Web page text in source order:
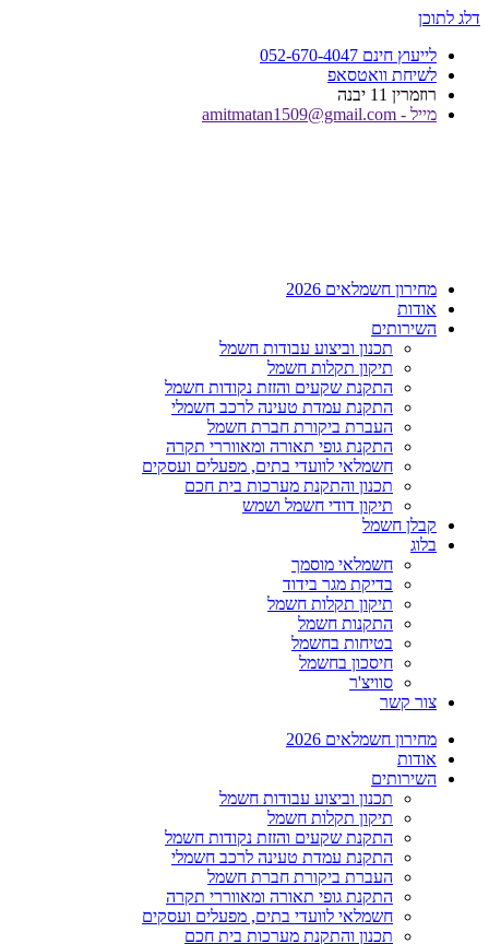
דלג לתוכן
לייעוץ חינם 052-670-4047
לשיחת וואטסאפ
רוזמרין 11 יבנה
מייל - amitmatan1509@gmail.com
מחירון חשמלאים 2026
אודות
השירותים
תכנון וביצוע עבודות חשמל
תיקון תקלות חשמל
התקנת שקעים והזזת נקודות חשמל
התקנת עמדת טעינה לרכב חשמלי
העברת ביקורת חברת חשמל
התקנת גופי תאורה ומאווררי תקרה
חשמלאי לוועדי בתים, מפעלים ועסקים
תכנון והתקנת מערכות בית חכם
תיקון דודי חשמל ושמש
קבלן חשמל
בלוג
חשמלאי מוסמך
בדיקת מגר בידוד
תיקון תקלות חשמל
התקנות חשמל
בטיחות בחשמל
חיסכון בחשמל
סוויצ'ר
צור קשר
מחירון חשמלאים 2026
אודות
השירותים
תכנון וביצוע עבודות חשמל
תיקון תקלות חשמל
התקנת שקעים והזזת נקודות חשמל
התקנת עמדת טעינה לרכב חשמלי
העברת ביקורת חברת חשמל
התקנת גופי תאורה ומאווררי תקרה
חשמלאי לוועדי בתים, מפעלים ועסקים
תכנון והתקנת מערכות בית חכם